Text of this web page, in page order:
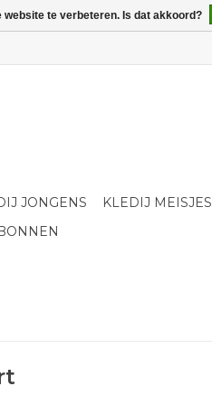
JONGENS KLEDIJ MEISJES
website te verbeteren. Is dat akkoord?